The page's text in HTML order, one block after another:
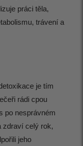
práci těla,
trávení a
je tím
rádi cpou
po nesprávném
zdraví celý rok,
jeho